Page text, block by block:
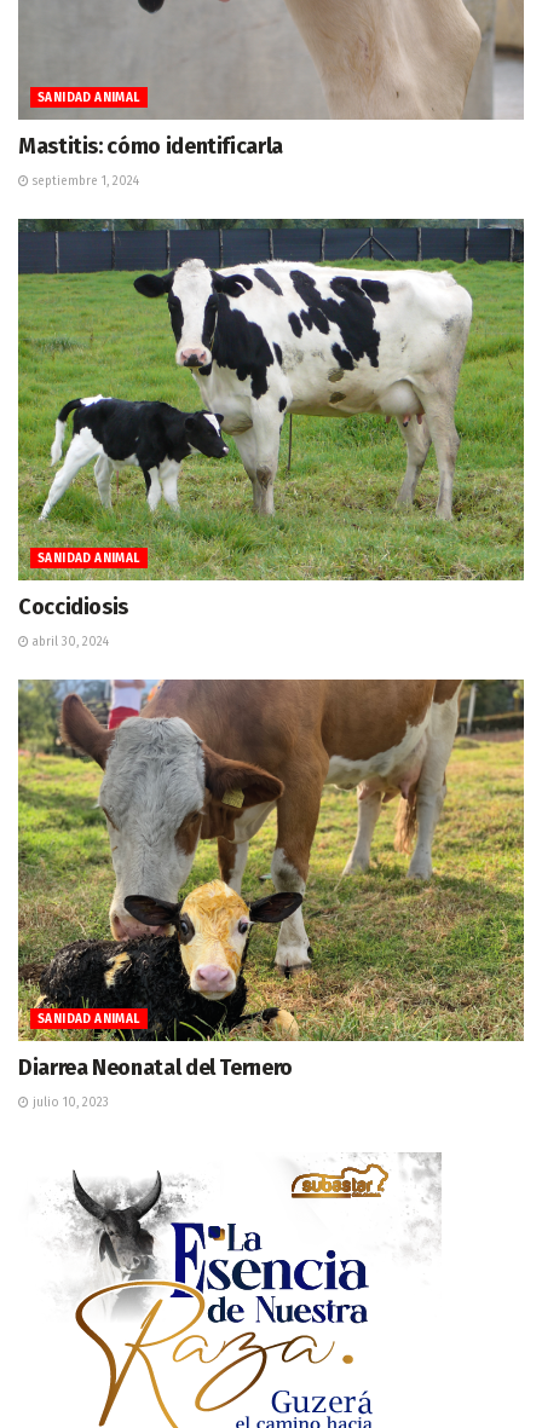
SANIDAD ANIMAL
Mastitis: cómo identificarla
septiembre 1, 2024
SANIDAD ANIMAL
Coccidiosis
abril 30, 2024
SANIDAD ANIMAL
Diarrea Neonatal del Ternero
julio 10, 2023